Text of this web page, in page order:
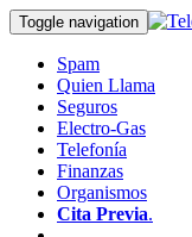
Toggle navigation
Spam
Quien Llama
Seguros
Electro-Gas
Telefonía
Finanzas
Organismos
Cita Previa.